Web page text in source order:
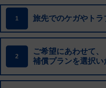
1 旅先でのケガやトラ
2
ご希望にあわせて、
補償プランを選択い